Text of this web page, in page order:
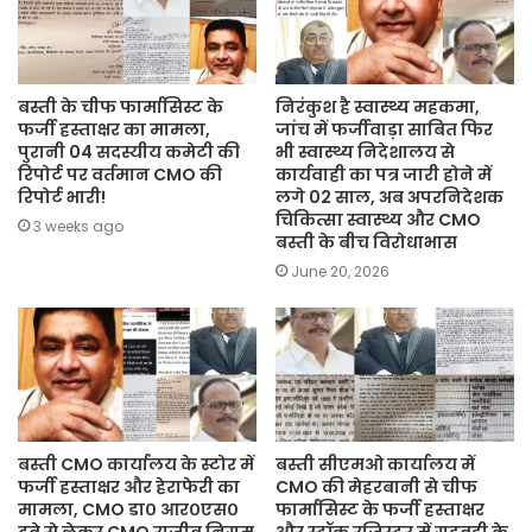
बस्ती के चीफ फार्मासिस्ट के
फर्जी हस्ताक्षर का मामला,
पुरानी 04 सदस्यीय कमेटी की
रिपोर्ट पर वर्तमान CMO की
रिपोर्ट भारी!
3 weeks ago
निरंकुश है स्वास्थ्य महकमा,
जांच में फर्जीवाड़ा साबित फिर
भी स्वास्थ्य निदेशालय से
कार्यवाही का पत्र जारी होने में
लगे 02 साल, अब अपरनिदेशक
चिकित्सा स्वास्थ्य और CMO
बस्ती के बीच विरोधाभास
June 20, 2026
बस्ती CMO कार्यालय के स्टोर में
फर्जी हस्ताक्षर और हेराफेरी का
मामला, CMO डा० आर०एस०
बस्ती सीएमओ कार्यालय में
CMO की मेहरबानी से चीफ
फार्मासिस्ट के फर्जी हस्ताक्षर